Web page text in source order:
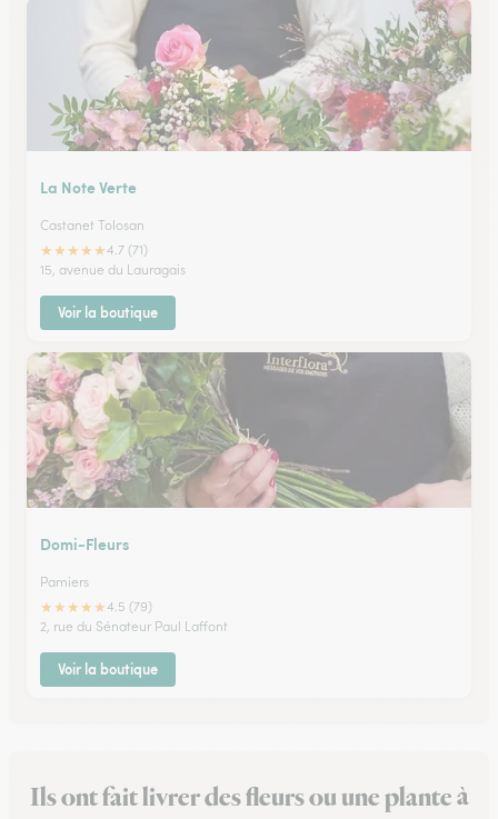
La Note Verte
Castanet Tolosan
★★★★★4.7 (71)
15, avenue du Lauragais
Voir la boutique
Domi-Fleurs
Pamiers
★★★★★4.5 (79)
2, rue du Sénateur Paul Laffont
Voir la boutique
Ils ont fait livrer des fleurs ou une plante à